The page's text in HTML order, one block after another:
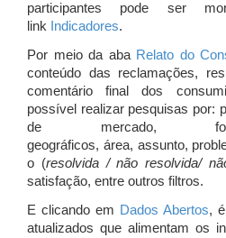
participantes pode ser
link Indicadores.
Por meio da aba Relato do
conteúdo das reclamações,
comentário final dos
possível realizar pesquisas por:
de mercado,
geográficos, área, assunto,
o (resolvida / não resolvida/
satisfação, entre outros filtros.
E clicando em Dados Abertos,
atualizados que alimentam os